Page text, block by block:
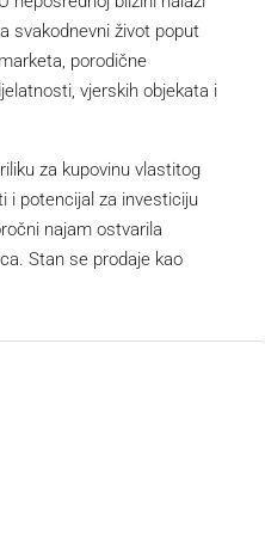
svakodnevni život poput
porodične
vjerskih objekata i
za kupovinu vlastitog
i potencijal za investiciju
najam ostvarila
Stan se prodaje kao